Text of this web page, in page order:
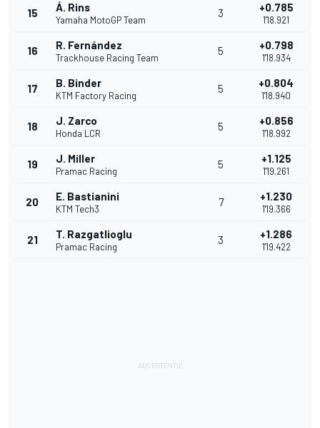
15 Á. Rins
Yamaha MotoGP Team
3 +0.785
1'18.921
16 R. Fernández
Trackhouse Racing Team
5 +0.798
1'18.934
17 B. Binder
KTM Factory Racing
5 +0.804
1'18.940
18 J. Zarco
Honda LCR
5 +0.856
1'18.992
19 J. Miller
Pramac Racing
5 +1.125
1'19.261
20 E. Bastianini
KTM Tech3
7 +1.230
1'19.366
21 T. Razgatlioglu
Pramac Racing
3 +1.286
1'19.422